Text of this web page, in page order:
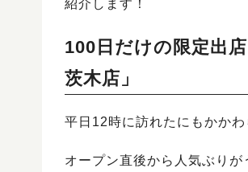
紹介します！
100日だけの限定出店
茨木店 」
平日12時に訪れたにもかか
オープン直後から人気ぶりが